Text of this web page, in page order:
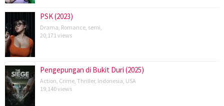
PSK (2023)
Drama Romance semi
20,171 views
Pengepungan di Bukit Duri (2025)
Action Crime Thriller, Indonesia USA
19,140 views